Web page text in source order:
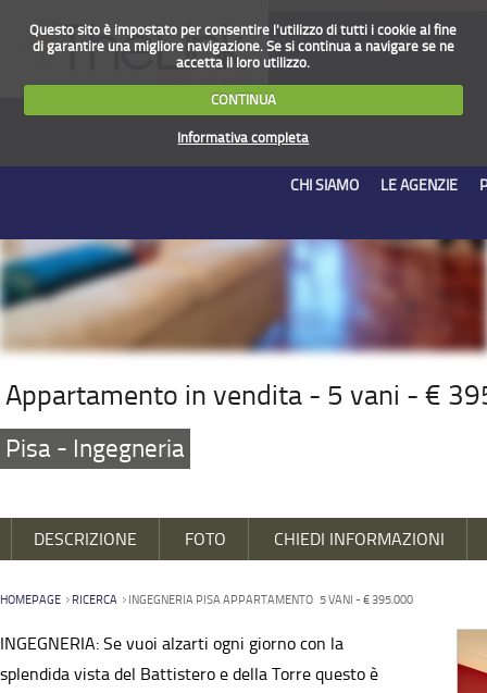
Questo sito è impostato per consentire l'utilizzo di tutti i cookie al fine
di garantire una migliore navigazione. Se si continua a navigare se ne
accetta il loro utilizzo.
CONTINUA
Informativa completa
CHI SIAMO LE AGENZIE
Appartamento in vendita - 5 vani - €
Pisa - Ingegneria
DESCRIZIONE FOTO CHIEDI INFORMAZIONI
HOMEPAGE RICERCA INGEGNERIA PISA APPARTAMENTO 5 VANI - € 395.000
INGEGNERIA: Se vuoi alzarti ogni giorno con la
splendida vista del Battistero e della Torre questo è